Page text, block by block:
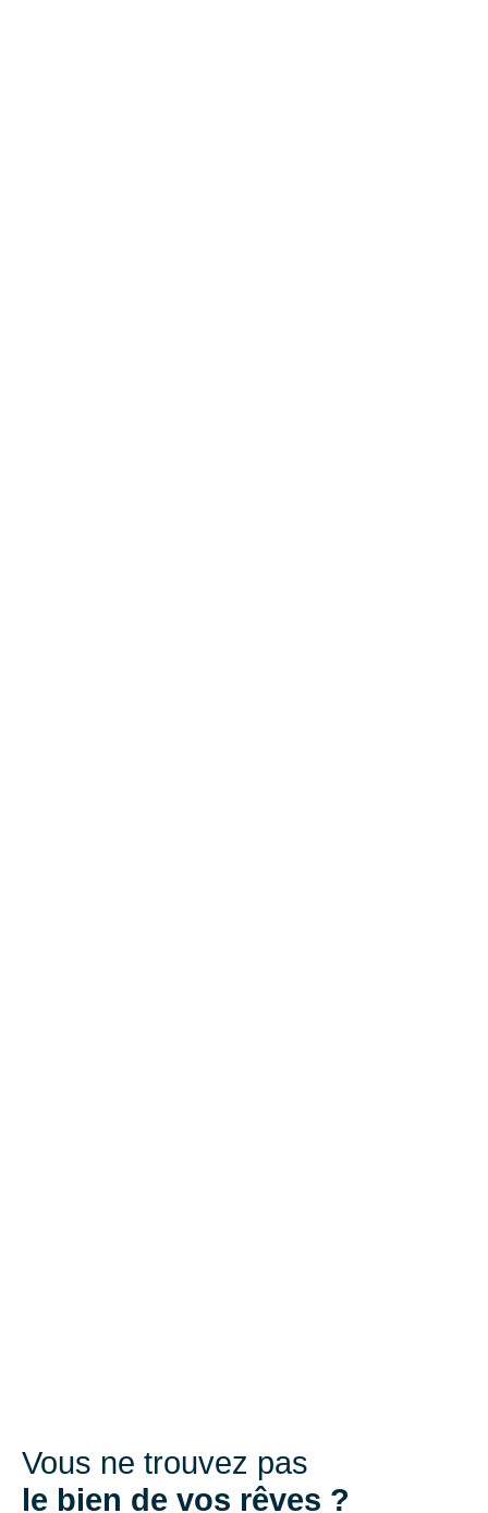
Vous ne trouvez pas
le bien de vos rêves ?